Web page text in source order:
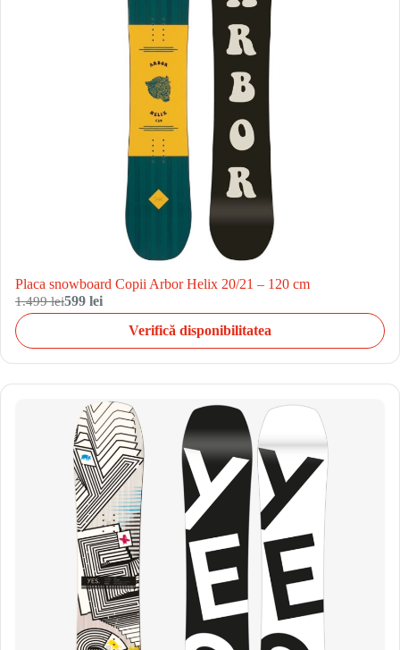
Placa snowboard Copii Arbor Helix 20/21 – 120 cm
1.499 lei599 lei
Verifică disponibilitatea